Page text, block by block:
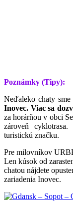
Poznámky (Tipy):
Neďaleko chaty
Inovec. Viac sa
za horárňou v obci
zároveň
turistickú značku.
Pre milovníkov
Len kúsok od
chatou nájdete
zariadenia Inovec.